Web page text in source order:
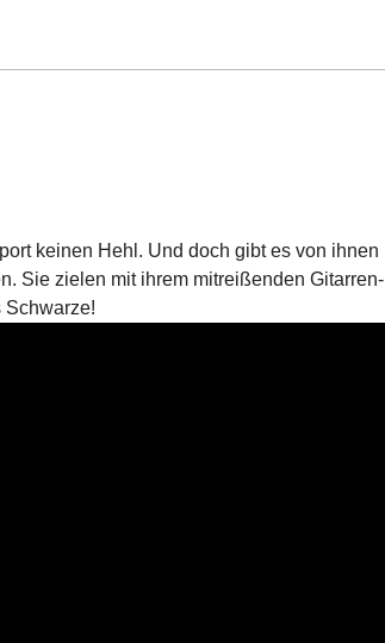
keinen Hehl. Und doch gibt es von ihnen
Sie zielen mit ihrem mitreißenden Gitarren-
Schwarze!